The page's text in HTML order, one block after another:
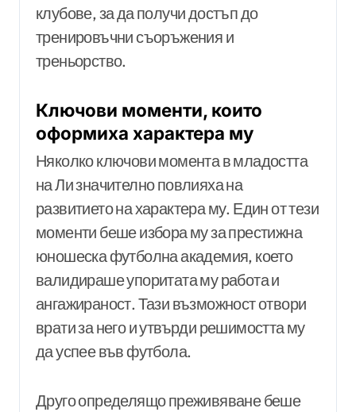
клубове, за да получи достъп до
тренировъчни съоръжения и
треньорство.
Ключови моменти, които
оформиха характера му
Няколко ключови момента в младостта
на Ли значително повлияха на
развитието на характера му. Един от тези
моменти беше избора му за престижна
юношеска футболна академия, което
валидираше упоритата му работа и
ангажираност. Тази възможност отвори
врати за него и утвърди решимостта му
да успее във футбола.
Друго определящо преживяване беше